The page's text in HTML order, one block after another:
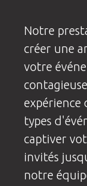
Notre
créer une
votre
expérience
types
captiver
invités
notre